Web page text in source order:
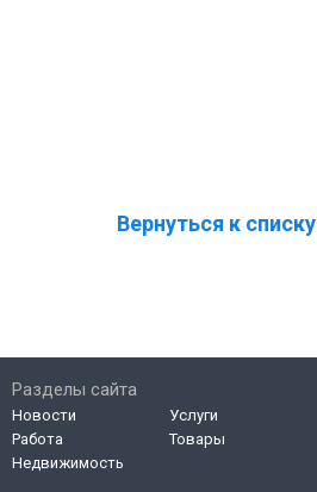
Вернуться к
Разделы сайта
Новости
Работа
Недвижимость
Услуги
Товары